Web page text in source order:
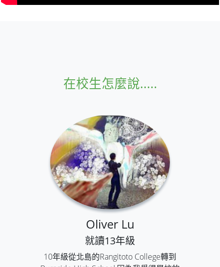
在校生怎麼說.....
Oliver Lu
就讀13年級
10年級從北島的Rangitoto College轉到